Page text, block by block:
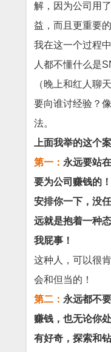
解，因为公司用
益，而且更重要
我在这一个过程
人都不懂什么是
（晚上和红人聊
要向谁讨经验？
法。
上面我举的这个
第一： 永远要站
要为公司赚钱的
安排你一下，没
远就是抱着一种
我屁事！
这种人，可以很
会和但当的！
第二： 永远都不
赚钱，也无论你
有好奇，探索和